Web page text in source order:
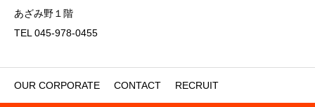
あざみ野１階
TEL 045-978-0455
OUR CORPORATE CONTACT RECRUIT